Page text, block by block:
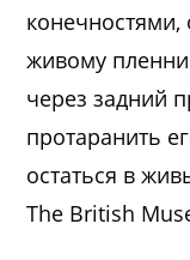
живому
через задний
протаранить
остаться в
The British